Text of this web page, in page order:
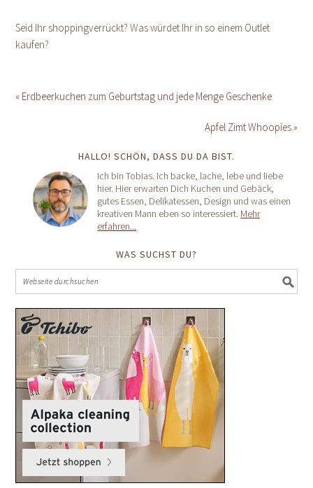
Seid Ihr shoppingverrückt? Was würdet Ihr in so einem Outlet
kaufen?
« Erdbeerkuchen zum Geburtstag und jede Menge Geschenke
Apfel Zimt Whoopies »
HALLO! SCHÖN, DASS DU DA BIST.
Ich bin Tobias. Ich backe, lache, lebe und liebe
hier. Hier erwarten Dich Kuchen und Gebäck,
gutes Essen, Delikatessen, Design und was einen
kreativen Mann eben so interessiert. Mehr
erfahren...
WAS SUCHST DU?